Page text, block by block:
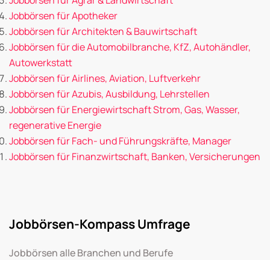
Jobbörsen für Apotheker
Jobbörsen für Architekten & Bauwirtschaft
Jobbörsen für die Automobilbranche, KfZ, Autohändler,
Autowerkstatt
Jobbörsen für Airlines, Aviation, Luftverkehr
Jobbörsen für Azubis, Ausbildung, Lehrstellen
Jobbörsen für Energiewirtschaft Strom, Gas, Wasser,
regenerative Energie
Jobbörsen für Fach- und Führungskräfte, Manager
Jobbörsen für Finanzwirtschaft, Banken, Versicherungen
Jobbörsen-Kompass Umfrage
Jobbörsen alle Branchen und Berufe